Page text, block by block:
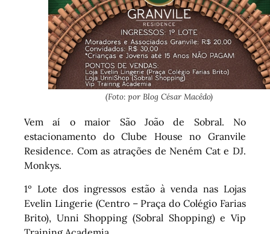
(Foto: por Blog César Macêdo)
Vem aí o maior São João de Sobral. No
estacionamento do Clube House no Granvile
Residence. Com as atrações de Neném Cat e DJ.
Monkys.
1º Lote dos ingressos estão à venda nas Lojas
Evelin Lingerie (Centro – Praça do Colégio Farias
Brito), Unni Shopping (Sobral Shopping) e Vip